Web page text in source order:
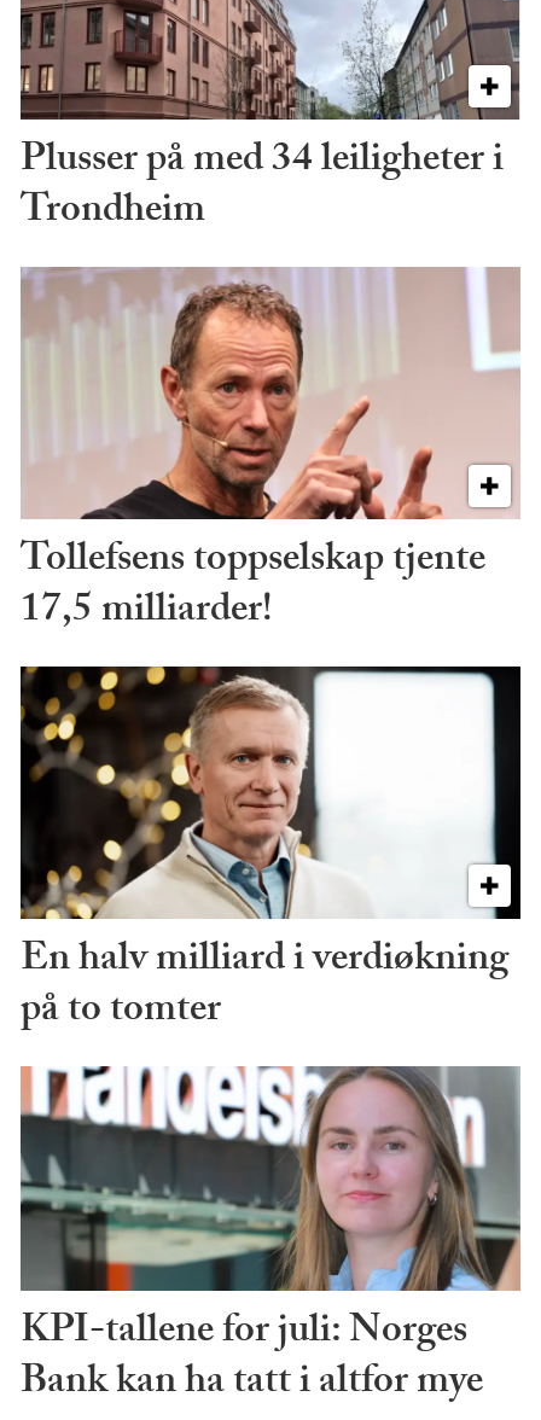
Plusser på med 34 leiligheter i
Trondheim
Tollefsens toppselskap tjente
17,5 milliarder!
En halv milliard i verdiøkning
på to tomter
KPI-tallene for juli: Norges
Bank kan ha tatt i altfor mye